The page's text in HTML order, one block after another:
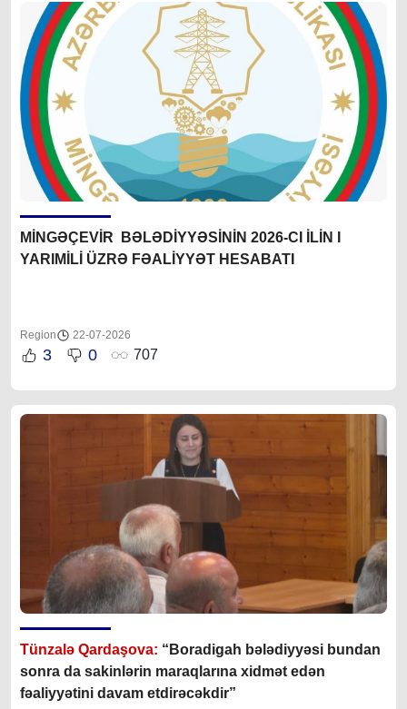
MİNGƏÇEVİR BƏLƏDİYYƏSİNİN 2026-CI İLİN I
YARIMİLİ ÜZRƏ FƏALİYYƏT HESABATI
Region 22-07-2026
3 0 707
Tünzalə Qardaşova: “Boradigah bələdiyyəsi bundan
sonra da sakinlərin maraqlarına xidmət edən
fəaliyyətini davam etdirəcəkdir”